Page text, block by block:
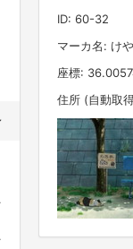
ID: 60-32
マーカ名: け
座標:
住所 (自動取